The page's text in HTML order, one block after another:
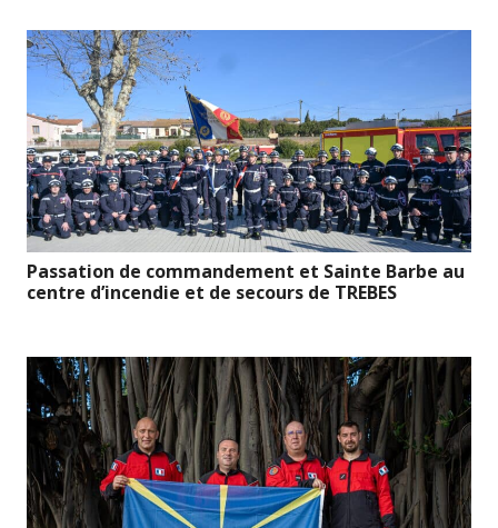
Passation de commandement et Sainte Barbe au
centre d’incendie et de secours de TREBES